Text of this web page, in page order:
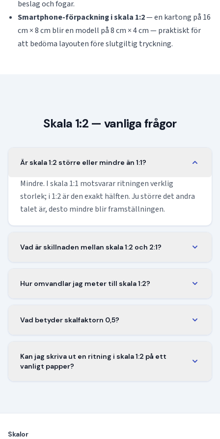
beslag och fogar.
Smartphone-förpackning i skala 1:2— en kartong på 16
cm × 8 cm blir en modell på 8 cm × 4 cm — praktiskt för
att bedöma layouten före slutgiltig tryckning.
Skala 1:2 — vanliga frågor
Är skala 1:2 större eller mindre än 1:1?
Mindre. I skala 1:1 motsvarar ritningen verklig
storlek; i 1:2 är den exakt hälften. Ju större det andra
talet är, desto mindre blir framställningen.
Vad är skillnaden mellan skala 1:2 och 2:1?
enhet på ritningen motsvarar två i verkligheten.
som smycken eller elektronikkomponenter.
Hur omvandlar jag meter till skala 1:2?
verkligheten blir 3 meter på en ritning eller modell i
Vad betyder skalfaktorn 0,5?
med för att få den skalade längden. Verklig längd × 0,5
= skalad längd. Faktorn är densamma oavsett om du
Kan jag skriva ut en ritning i skala 1:2 på ett
vanligt papper?
verkliga objekt på upp till cirka 60 × 40 cm. För större
Skalor